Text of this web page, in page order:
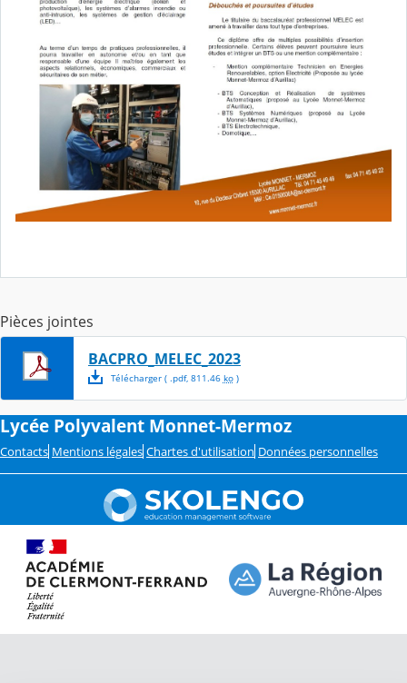
Pièces jointes
BACPRO_MELEC_2023
Télécharger( .pdf, 811.46 ko)
Lycée Polyvalent Monnet-Mermoz
Contacts Mentions légales Chartes d'utilisation Données personnelles